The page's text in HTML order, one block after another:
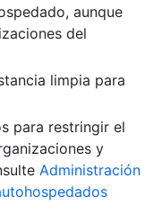
aunque
del
limpia para
para restringir el
y
Administración